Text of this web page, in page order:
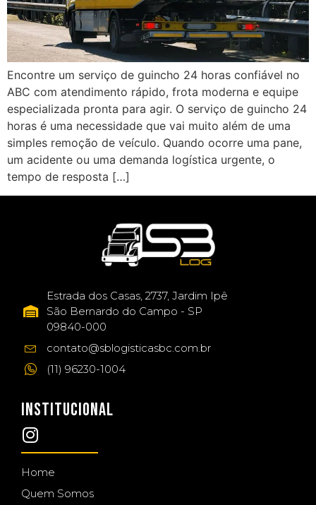
Encontre um serviço de guincho 24 horas confiável no
ABC com atendimento rápido, frota moderna e equipe
especializada pronta para agir. O serviço de guincho 24
horas é uma necessidade que vai muito além de uma
simples remoção de veículo. Quando ocorre uma pane,
um acidente ou uma demanda logística urgente, o
tempo de resposta […]
Estrada dos Casas, 2737, Jardim Ipê
São Bernardo do Campo - SP
09840-000
contato@sblogisticasbc.com.br
(11) 96230-1004
INSTITUCIONAL
Home
Quem Somos